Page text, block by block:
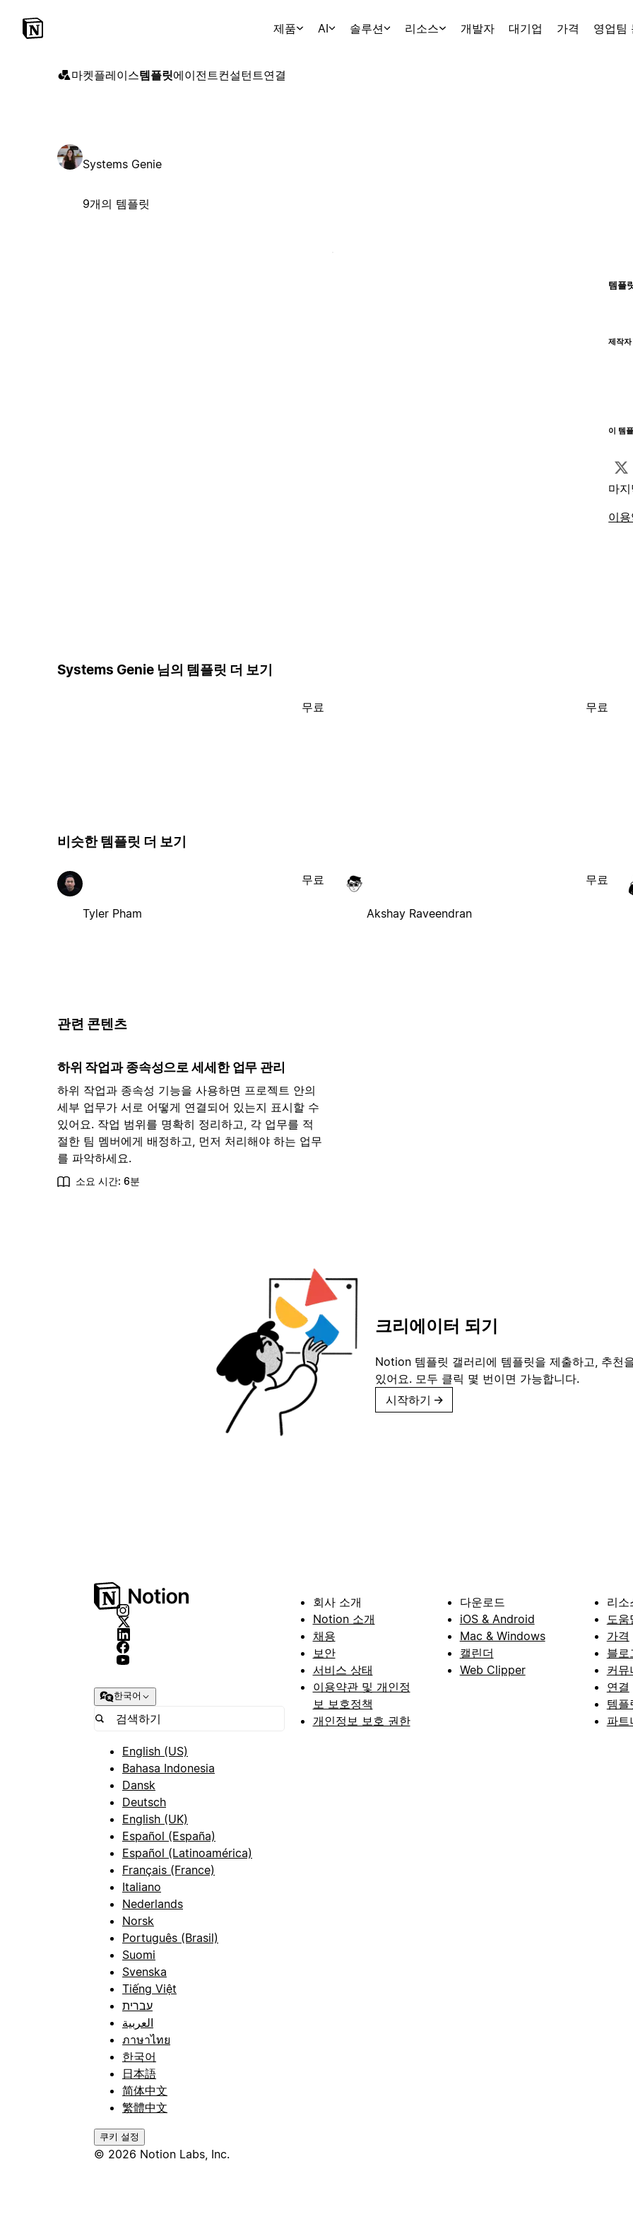
제품 AI 솔루션 리소스 개발자 대기업 가격 영업팀
마켓플레이스템플릿에이전트컨설턴트연결
Systems Genie
9개의 템플릿
템플
제작
이 템
마
이
Systems Genie 님의 템플릿 더 보기
무료 무료
비슷한 템플릿 더 보기
Tyler Pham
무료
Akshay Raveendran
무료
관련 콘텐츠
하위 작업과 종속성으로 세세한 업무 관리
하위 작업과 종속성 기능을 사용하면 프로젝트 안의
세부 업무가 서로 어떻게 연결되어 있는지 표시할 수
있어요. 작업 범위를 명확히 정리하고, 각 업무를 적
절한 팀 멤버에게 배정하고, 먼저 처리해야 하는 업무
를 파악하세요.
소요 시간: 6분
크리에이터 되기
Notion 템플릿 갤러리에 템플릿을 제출하고, 추천
있어요. 모두 클릭 몇 번이면 가능합니다.
시작하기 →
한국어
English (US)
Bahasa Indonesia
Dansk
Deutsch
English (UK)
Español (España)
Español (Latinoamérica)
Français (France)
Italiano
Nederlands
Norsk
Português (Brasil)
Suomi
Svenska
Tiếng Việt
עברית
العربية
ภาษาไทย
한국어
日本語
简体中文
繁體中文
쿠키 설정
© 2026 Notion Labs, Inc.
회사 소개
Notion 소개
채용
보안
서비스 상태
이용약관 및 개인정
보 보호정책
개인정보 보호 권한
다운로드
iOS & Android
Mac & Windows
캘린더
Web Clipper
리소
도움
가격
블로
커뮤
연결
템플
파트